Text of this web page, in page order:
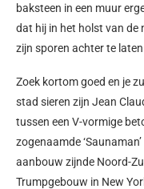
baksteen in een muur
dat hij in het holst van de
zijn sporen achter te
Zoek kortom goed en je
stad sieren zijn Jean
tussen een V-vormige
zogenaamde
aanbouw zijnde Noord-
Trumpgebouw in New